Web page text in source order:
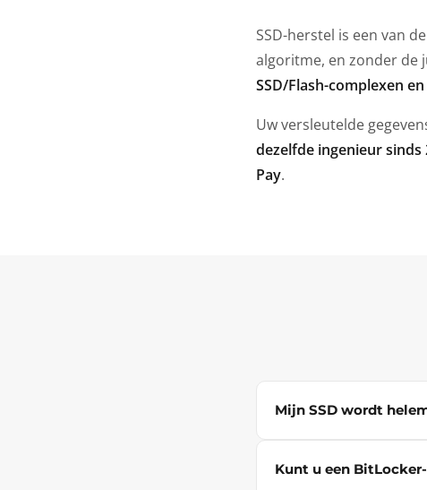
SSD-herstel is een van
algoritme, en zonder de
SSD/Flash-complexen
Uw versleutelde
dezelfde ingenieur sinds
Pay.
Mijn SSD wordt
Kunt u een